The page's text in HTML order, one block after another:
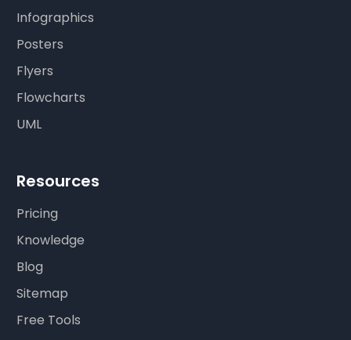
Infographics
Posters
Flyers
Flowcharts
UML
Resources
Pricing
Knowledge
Blog
Sitemap
Free Tools